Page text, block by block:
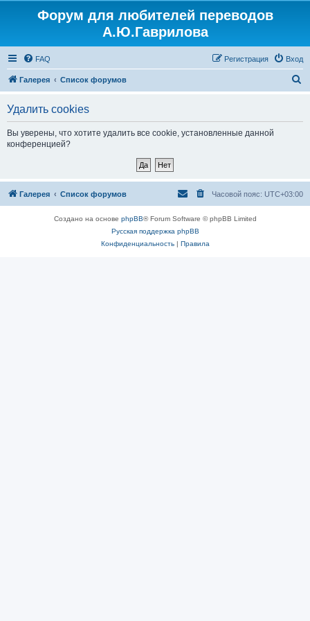
РегистрацияФорум для любителей переводов
А.Ю.Гаврилова
FAQ Вход
Регистрация
Галерея Список форумов
Удалить cookies
Вы уверены, что хотите удалить все cookie, установленные данной
конференцией?
Галерея Список форумов Часовой пояс: UTC+03:00
Создано на основе phpBB® Forum Software © phpBB Limited
Русская поддержка phpBB
Конфиденциальность| Правила